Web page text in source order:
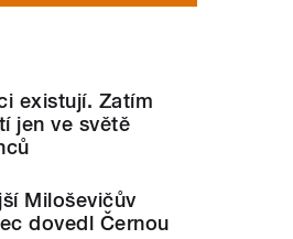
existují. Zatím
jen ve světě
Miloševičův
dovedl Černou